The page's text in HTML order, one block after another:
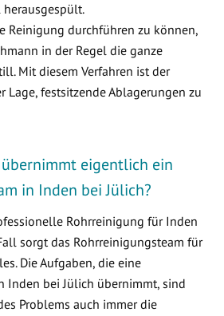
Reinigung durchführen zu können,
in der Regel die ganze
Mit diesem Verfahren ist der
Lage, festsitzende Ablagerungen zu
eigentlich ein
in Inden bei Jülich?
Rohrreinigung für Inden
sorgt das Rohrreinigungsteam für
Die Aufgaben, die eine
Inden bei Jülich übernimmt, sind
Problems auch immer die